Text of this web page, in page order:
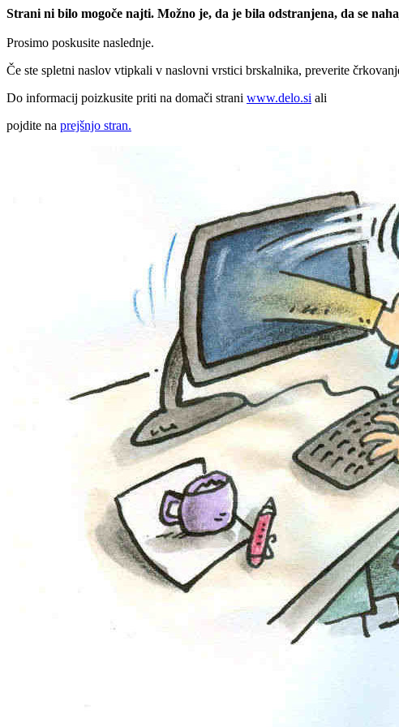
Strani ni bilo mogoče najti. Možno je, da je bila odstranjena, da se
Prosimo poskusite naslednje.
Če ste spletni naslov vtipkali v naslovni vrstici brskalnika, preverite
Do informacij poizkusite priti na domači strani www.delo.si ali
pojdite na prejšnjo stran.